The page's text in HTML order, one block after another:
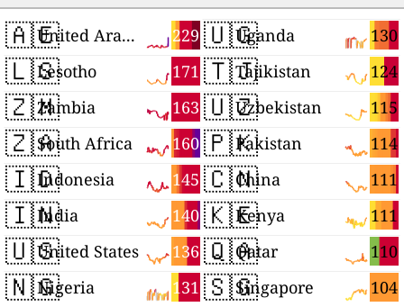
🇦🇪 229
United Arab Emirates
🇱🇸 171
Lesotho
🇿🇲 163
Zambia
🇿🇦 160
South Africa
🇮🇩 145
Indonesia
🇮🇳 140
India
🇺🇸 136
United States
🇳🇬 131
Nigeria
🇺🇬 130
Uganda
🇹🇯 124
Tajikistan
🇺🇿 115
Uzbekistan
🇵🇰 114
Pakistan
🇨🇳 111
China
🇰🇪 111
Kenya
🇶🇦 110
Qatar
🇸🇬 104
Singapore